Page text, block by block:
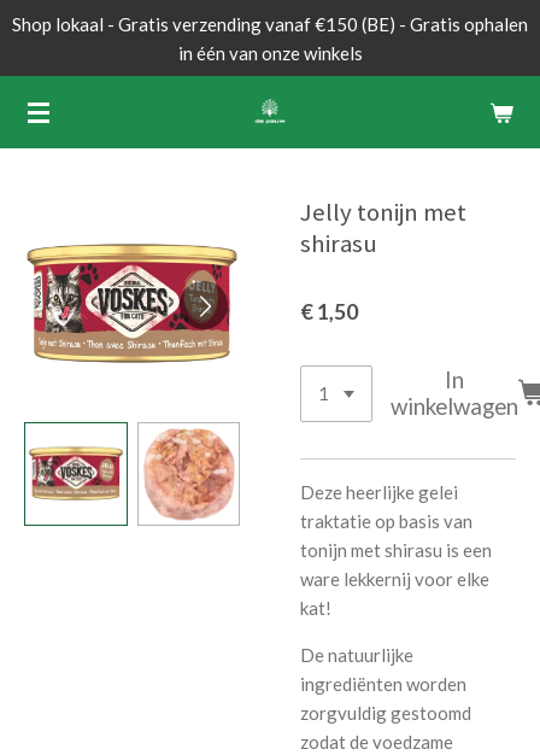
Ga
naar
de
Shop lokaal - Gratis verzending vanaf €150 (BE) - Gratis ophalen
in één van onze winkels
Jelly tonijn met
shirasu
€ 1,50
In
winkelwagen
Deze heerlijke gelei
traktatie op basis van
tonijn met shirasu is een
ware lekkernij voor elke
kat!
De natuurlijke
ingrediënten worden
zorgvuldig gestoomd
zodat de voedzame